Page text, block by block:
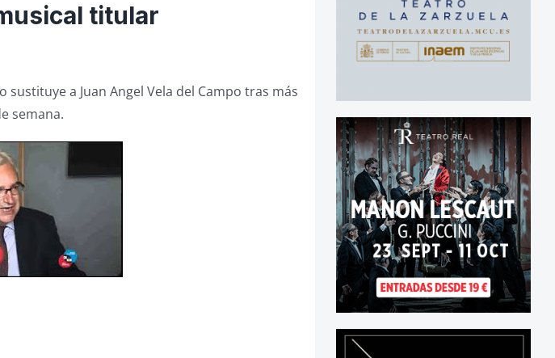
titular
a Juan Angel Vela del Campo tras más
semana.